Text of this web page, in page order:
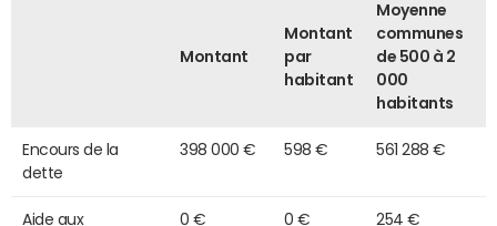
Montant
Montant
par
habitant
Moyenne
communes
de 500 à 2
000
habitants
Encours de la
dette
398 000 € 598 € 561 288 €
Aide aux
0 € 0 € 254 €